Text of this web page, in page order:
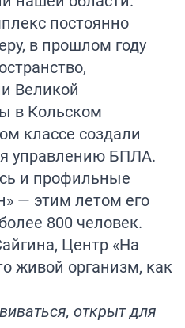
постоянно
в прошлом году
Великой
в Кольском
классе создали
управлению БПЛА.
и профильные
— этим летом его
800 человек.
Центр «На
живой организм, как
открыт для